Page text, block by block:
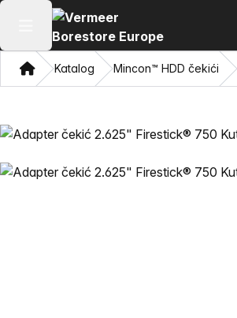
Otvaranje glavnog izbornika
DomKatalog Mincon™ HDD čekići